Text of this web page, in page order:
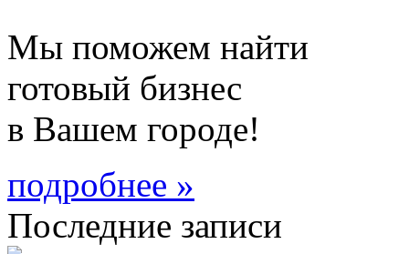
Мы поможем найти
готовый бизнес
в Вашем городе!
подробнее »
Последние записи